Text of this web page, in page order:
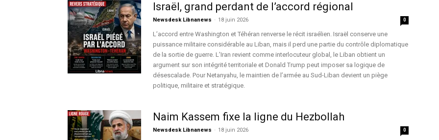
Israël, grand perdant de l’accord régional
Newsdesk Libnanews - 18 juin 2026 0
L’accord entre Washington et Téhéran renverse le récit israélien. Israël conserve une
puissance militaire considérable au Liban, mais il perd une partie du contrôle diplomatique
de la sortie de guerre. L’Iran revient comme interlocuteur global, le Liban obtient un
argument sur son intégrité territoriale et Donald Trump peut imposer sa logique de
désescalade. Pour Netanyahu, le maintien de l’armée au Sud-Liban devient un piège
politique, militaire et stratégique.
Naim Kassem fixe la ligne du Hezbollah
Newsdesk Libnanews - 18 juin 2026 0